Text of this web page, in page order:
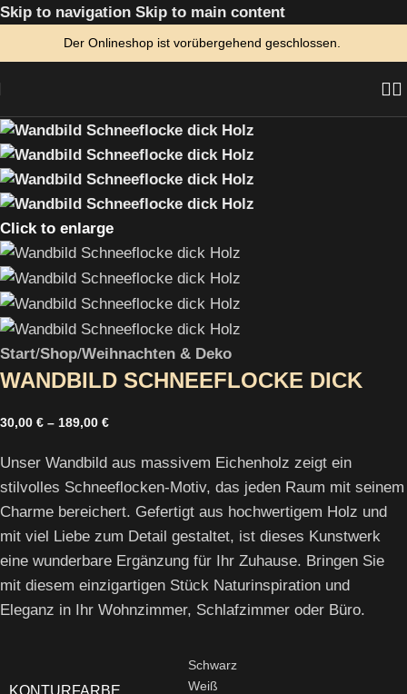
Skip to navigation Skip to main content
Der Onlineshop ist vorübergehend geschlossen.
Click to enlarge
Start/Shop/Weihnachten & Deko
WANDBILD SCHNEEFLOCKE DICK
30,00 € – 189,00 €
Unser Wandbild aus massivem Eichenholz zeigt ein
stilvolles Schneeflocken-Motiv, das jeden Raum mit seinem
Charme bereichert. Gefertigt aus hochwertigem Holz und
mit viel Liebe zum Detail gestaltet, ist dieses Kunstwerk
eine wunderbare Ergänzung für Ihr Zuhause. Bringen Sie
mit diesem einzigartigen Stück Naturinspiration und
Eleganz in Ihr Wohnzimmer, Schlafzimmer oder Büro.
Schwarz
Weiß